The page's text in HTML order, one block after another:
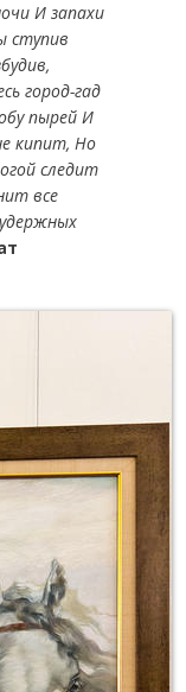
И запахи
ступив
город-гад
пырей И
кипит, Но
следит
все